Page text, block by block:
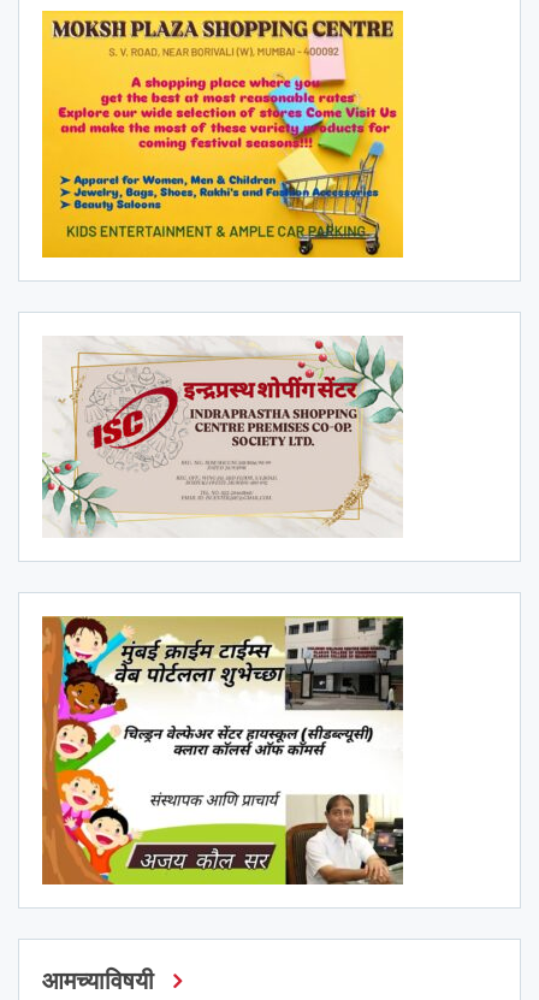
आमच्याविषयी